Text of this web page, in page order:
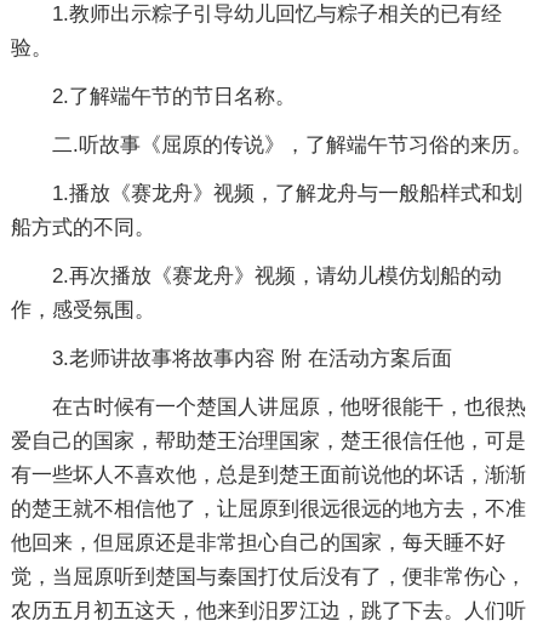
1.教师出示粽子引导幼儿回忆与粽子相关的已有经
验。
2.了解端午节的节日名称。
二.听故事《屈原的传说》，了解端午节习俗的来历。
1.播放《赛龙舟》视频，了解龙舟与一般船样式和划
船方式的不同。
2.再次播放《赛龙舟》视频，请幼儿模仿划船的动
作，感受氛围。
3.老师讲故事将故事内容 附 在活动方案后面
在古时候有一个楚国人讲屈原，他呀很能干，也很热
爱自己的国家，帮助楚王治理国家，楚王很信任他，可是
有一些坏人不喜欢他，总是到楚王面前说他的坏话，渐渐
的楚王就不相信他了，让屈原到很远很远的地方去，不准
他回来，但屈原还是非常担心自己的国家，每天睡不好
觉，当屈原听到楚国与秦国打仗后没有了，便非常伤心，
农历五月初五这天，他来到汨罗江边，跳了下去。人们听